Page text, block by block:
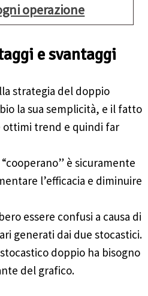
operazione
e svantaggi
strategia del doppio
la sua semplicità, e il fatto
ottimi trend e quindi far
è sicuramente
l’efficacia e diminuire
essere confusi a causa di
generati dai due stocastici.
doppio ha bisogno
del grafico.